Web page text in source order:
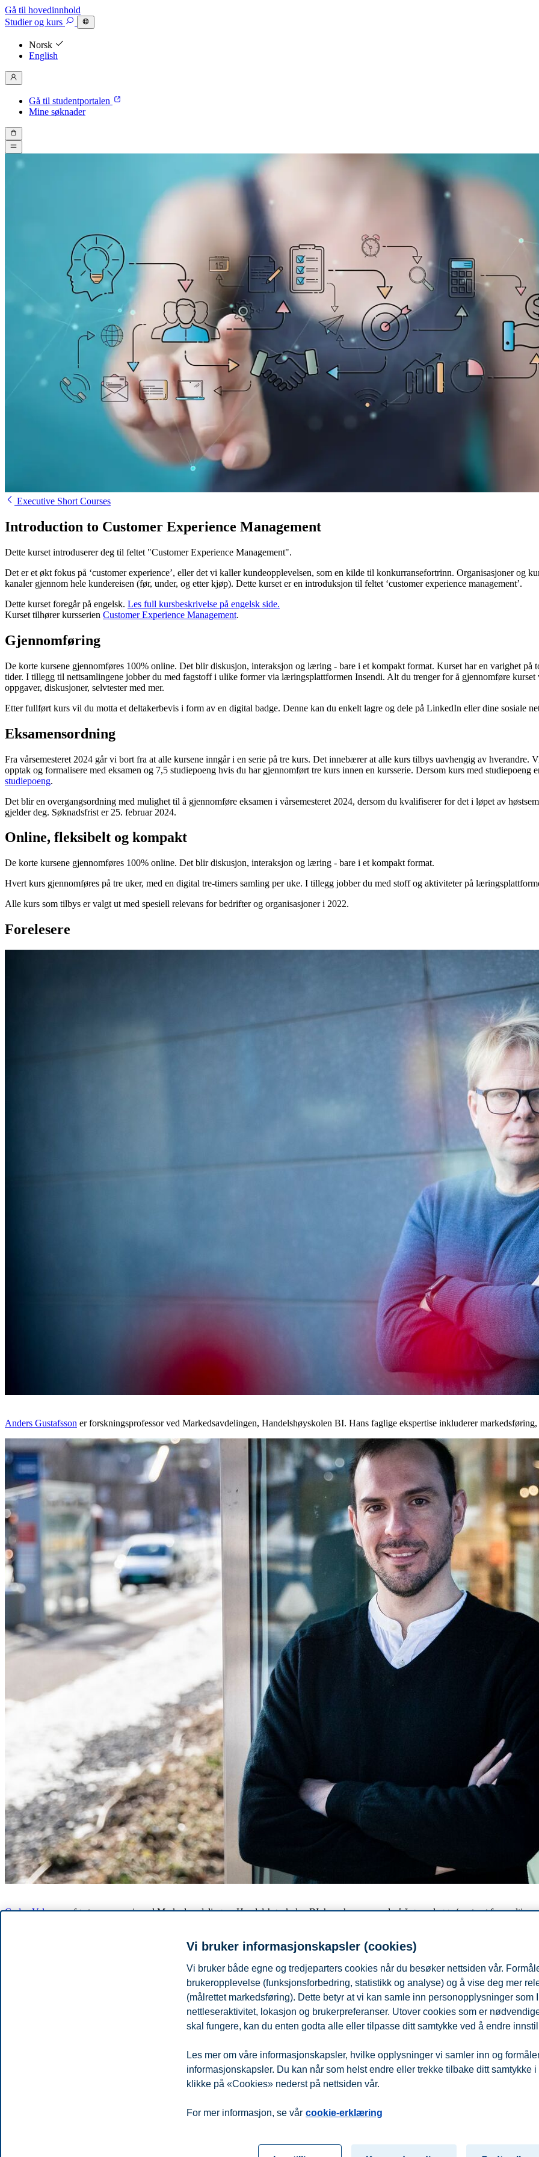
Gå til hovedinnhold
Studierog kurs
Norsk
English
Gå til studentportalen
Mine søknader
Executive Short Courses
Introduction to Customer Experience Management
Dette kurset introduserer deg til feltet "Customer Experience Management".
Det er et økt fokus på ‘customer experience’, eller det vi kaller kundeopplevelsen, som en kilde til konkurransefortrinn. Organisasjoner og
kanaler gjennom hele kundereisen (før, under, og etter kjøp). Dette kurset er en introduksjon til feltet ‘customer experience management’.
Dette kurset foregår på engelsk. Les full kursbeskrivelse på engelsk side.
Kurset tilhører kursserien Customer Experience Management.
Gjennomføring
De korte kursene gjennomføres 100% online. Det blir diskusjon, interaksjon og læring - bare i et kompakt format. Kurset har en varighet på
tider. I tillegg til nettsamlingene jobber du med fagstoff i ulike former via læringsplattformen Insendi. Alt du trenger for å gjennomføre
oppgaver, diskusjoner, selvtester med mer.
Etter fullført kurs vil du motta et deltakerbevis i form av en digital badge. Denne kan du enkelt lagre og dele på LinkedIn eller dine sosiale
Eksamensordning
Fra vårsemesteret 2024 går vi bort fra at alle kursene inngår i en serie på tre kurs. Det innebærer at alle kurs tilbys uavhengig av hverandre.
opptak og formalisere med eksamen og 7,5 studiepoeng hvis du har gjennomført tre kurs innen en kursserie. Dersom kurs med
studiepoeng.
Det blir en overgangsordning med mulighet til å gjennomføre eksamen i vårsemesteret 2024, dersom du kvalifiserer for det i løpet av
gjelder deg. Søknadsfrist er 25. februar 2024.
Online, fleksibelt og kompakt
De korte kursene gjennomføres 100% online. Det blir diskusjon, interaksjon og læring - bare i et kompakt format.
Hvert kurs gjennomføres på tre uker, med en digital tre-timers samling per uke. I tillegg jobber du med stoff og aktiviteter på
Alle kurs som tilbys er valgt ut med spesiell relevans for bedrifter og organisasjoner i 2022.
Forelesere
Anders Gustafsson er forskningsprofessor ved Markedsavdelingen, Handelshøyskolen BI. Hans faglige ekspertise inkluderer
Carlos Velascoer førsteamanuensis ved Markedsavdelingen, Handelshøyskolen BI, hvor han var med på å grunnlegge ‘senteret for
Pris per kurs er 6450,- Faktura vil du finne på studentportalen ved kursstart.
Planlagt oppstart høsten -23
Tilbake til hovedoversikten med korte kurs her
Vi bruker informasjonskapsler (cookies)
Vi bruker både egne og tredjeparters cookies når du besøker nettsiden vår.
brukeropplevelse (funksjonsforbedring, statistikk og analyse) og å vise deg mer
(målrettet markedsføring). Dette betyr at vi kan samle inn personopplysninger som
nettleseraktivitet, lokasjon og brukerpreferanser. Utover cookies som er
skal fungere, kan du enten godta alle eller tilpasse ditt samtykke ved å endre
Les mer om våre informasjonskapsler, hvilke opplysninger vi samler inn og
informasjonskapsler. Du kan når som helst endre eller trekke tilbake ditt samtykke
klikke på «Cookies» nederst på nettsiden vår.
For mer informasjon, se vår cookie-erklæring